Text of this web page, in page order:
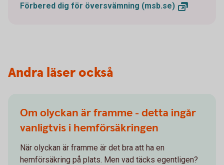
Förbered dig för översvämning (msb.se)
Andra läser också
Om olyckan är framme - detta ingår
vanligtvis i hemförsäkringen
När olyckan är framme är det bra att ha en
hemförsäkring på plats. Men vad täcks egentligen?